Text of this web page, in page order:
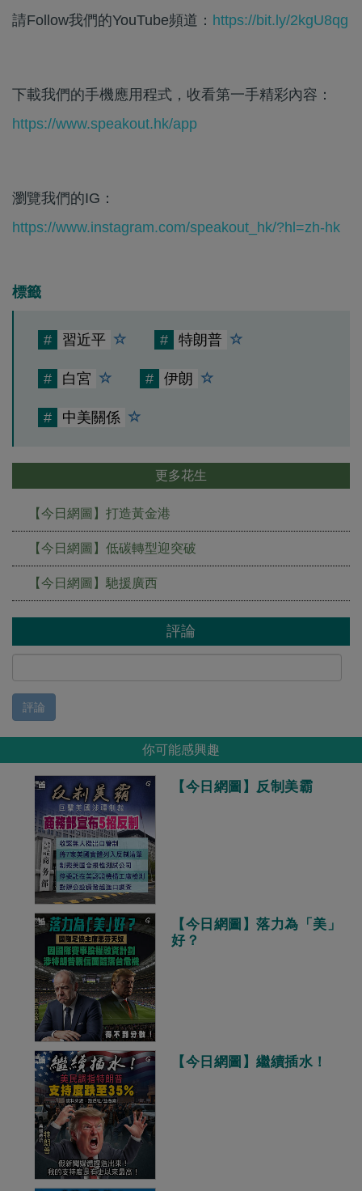
請Follow我們的YouTube頻道： https://bit.ly/2kgU8qg
下載我們的手機應用程式，收看第一手精彩內容：
https://www.speakout.hk/app
瀏覽我們的IG：
https://www.instagram.com/speakout_hk/?hl=zh-hk
標籤
# 習近平 # 特朗普
# 白宮 # 伊朗
# 中美關係
更多花生
【今日網圖】打造黃金港
【今日網圖】低碳轉型迎突破
【今日網圖】馳援廣西
評論
評論
你可能感興趣
【今日網圖】反制美霸
【今日網圖】落力為「美」
好？
【今日網圖】繼續插水！